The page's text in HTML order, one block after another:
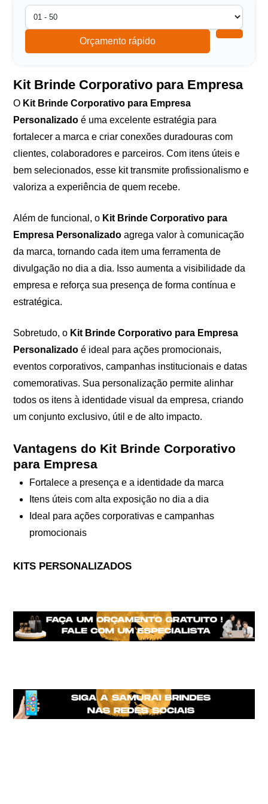
Orçamento rápido
Kit Brinde Corporativo para Empresa
O Kit Brinde Corporativo para Empresa
Personalizado é uma excelente estratégia para
fortalecer a marca e criar conexões duradouras com
clientes, colaboradores e parceiros. Com itens úteis e
bem selecionados, esse kit transmite profissionalismo e
valoriza a experiência de quem recebe.
Além de funcional, o Kit Brinde Corporativo para
Empresa Personalizado agrega valor à comunicação
da marca, tornando cada item uma ferramenta de
divulgação no dia a dia. Isso aumenta a visibilidade da
empresa e reforça sua presença de forma contínua e
estratégica.
Sobretudo, o Kit Brinde Corporativo para Empresa
Personalizado é ideal para ações promocionais,
eventos corporativos, campanhas institucionais e datas
comemorativas. Sua personalização permite alinhar
todos os itens à identidade visual da empresa, criando
um conjunto exclusivo, útil e de alto impacto.
Vantagens do Kit Brinde Corporativo
para Empresa
Fortalece a presença e a identidade da marca
Itens úteis com alta exposição no dia a dia
Ideal para ações corporativas e campanhas
promocionais
KITS PERSONALIZADOS